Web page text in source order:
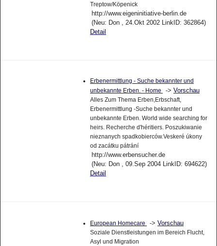
Treptow/Köpenick
http://www.eigeninitiative-berlin.de
(Neu: Don , 24.Okt 2002 LinkID: 362864)
Detail
Erbenermittlung - Suche bekannter und
unbekannte Erben. - Home
-> Vorschau
Alles Zum Thema Erben,Erbschaft,
Erbenermittlung -Suche bekannter und
unbekannte Erben. World wide searching for
heirs. Recherche d'héritiers. Poszukiwanie
nieznanych spadkobierców.Veskeré úkony
od zacátku pátrání
http://www.erbensucher.de
(Neu: Don , 09.Sep 2004 LinkID: 694622)
Detail
European Homecare -> Vorschau
Soziale Dienstleistungen im Bereich Flucht,
Asyl und Migration